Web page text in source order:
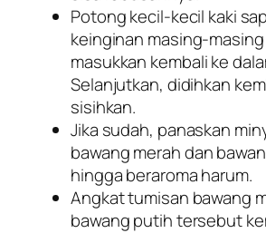
Potong kecil-kecil kaki
keinginan masing-
masukkan kembali ke
Selanjutkan, didihkan
sisihkan.
Jika sudah, panaskan
bawang merah dan
hingga beraroma harum.
Angkat tumisan bawang
bawang putih tersebut